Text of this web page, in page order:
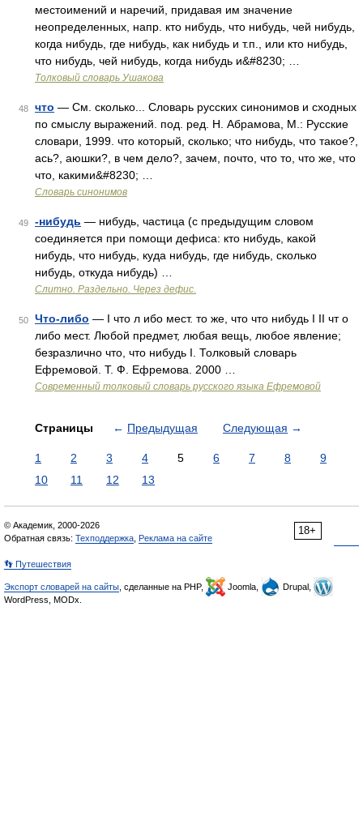
местоимений и наречий, придавая им значение
неопределенных, напр. кто нибудь, что нибудь, чей нибудь,
когда нибудь, где нибудь, как нибудь и т.п., или кто нибудь,
что нибудь, чей нибудь, когда нибудь и&#8230; …
Толковый словарь Ушакова
48 что — См. сколько... Словарь русских синонимов и сходных
по смыслу выражений. под. ред. Н. Абрамова, М.: Русские
словари, 1999. что который, сколько; что нибудь, что такое?,
ась?, аюшки?, в чем дело?, зачем, почто, что то, что же, что
что, какими&#8230; …
Словарь синонимов
49 -нибудь — нибудь, частица (с предыдущим словом
соединяется при помощи дефиса: кто нибудь, какой
нибудь, что нибудь, куда нибудь, где нибудь, сколько
нибудь, откуда нибудь) …
Слитно. Раздельно. Через дефис.
50 Что-либо — I что л ибо мест. то же, что что нибудь I II чт о
либо мест. Любой предмет, любая вещь, любое явление;
безразлично что, что нибудь I. Толковый словарь
Ефремовой. Т. Ф. Ефремова. 2000 …
Современный толковый словарь русского языка Ефремовой
Страницы ← Предыдущая Следующая →
1 2 3 4 5 6 7 8
9
10
11 12 13
18+
© Академик, 2000-2026
Обратная связь: Техподдержка Реклама на сайте
👣 Путешествия
Экспорт словарей на сайты , сделанные на PHP, Joomla,
Drupal,
WordPress, MODx.